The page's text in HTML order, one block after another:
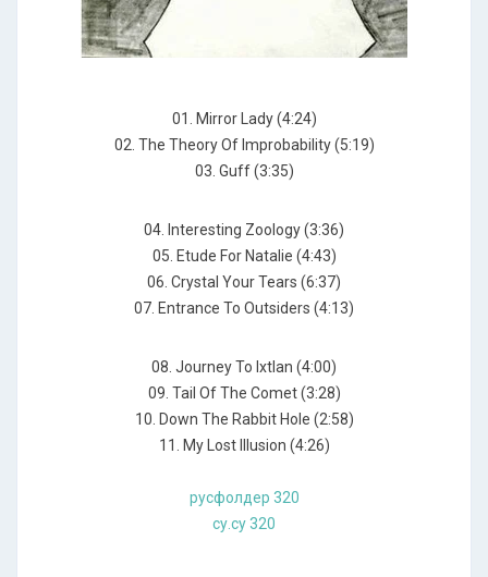
01. Mirror Lady (4:24)
02. The Theory Of Improbability (5:19)
03. Guff (3:35)
04. Interesting Zoology (3:36)
05. Etude For Natalie (4:43)
06. Crystal Your Tears (6:37)
07. Entrance To Outsiders (4:13)
08. Journey To Ixtlan (4:00)
09. Tail Of The Comet (3:28)
10. Down The Rabbit Hole (2:58)
11. My Lost Illusion (4:26)
русфолдер 320
су.су 320